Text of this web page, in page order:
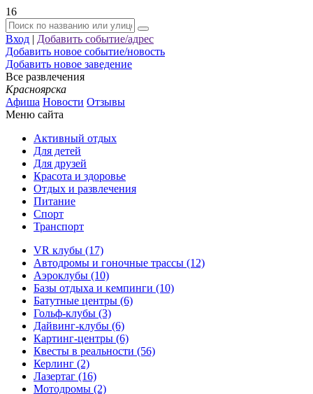
16
Вход | Добавить событие/адрес
Добавить новое событие/новость
Добавить новое заведение
Все развлечения
Красноярска
Афиша Новости Отзывы
Меню сайта
Активный отдых
Для детей
Для друзей
Красота и здоровье
Отдых и развлечения
Питание
Спорт
Транспорт
VR клубы (17)
Автодромы и гоночные трассы (12)
Аэроклубы (10)
Базы отдыха и кемпинги (10)
Батутные центры (6)
Гольф-клубы (3)
Дайвинг-клубы (6)
Картинг-центры (6)
Квесты в реальности (56)
Керлинг (2)
Лазертаг (16)
Мотодромы (2)